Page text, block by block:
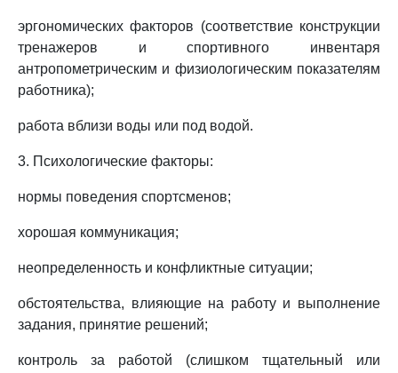
эргономических факторов (соответствие конструкции
тренажеров и спортивного инвентаря
антропометрическим и физиологическим показателям
работника);
работа вблизи воды или под водой.
3. Психологические факторы:
нормы поведения спортсменов;
хорошая коммуникация;
неопределенность и конфликтные ситуации;
обстоятельства, влияющие на работу и выполнение
задания, принятие решений;
контроль за работой (слишком тщательный или